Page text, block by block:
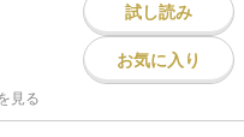
試し読み
お気に入り
見る